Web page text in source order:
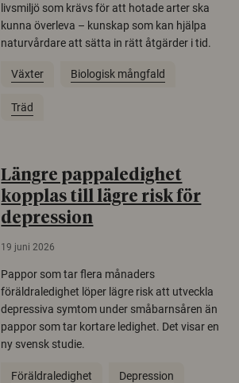
livsmiljö som krävs för att hotade arter ska
kunna överleva – kunskap som kan hjälpa
naturvårdare att sätta in rätt åtgärder i tid.
Växter Biologisk mångfald
Träd
Längre pappaledighet
kopplas till lägre risk för
depression
19 juni 2026
Pappor som tar flera månaders
föräldraledighet löper lägre risk att utveckla
depressiva symtom under småbarnsåren än
pappor som tar kortare ledighet. Det visar en
ny svensk studie.
Föräldraledighet Depression